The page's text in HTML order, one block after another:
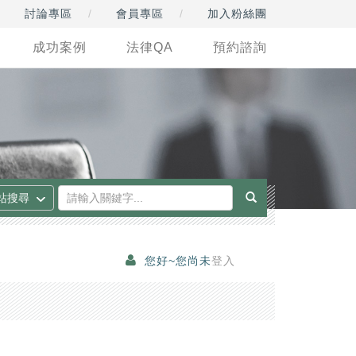
討論專區 會員專區 加入粉絲團
成功案例 法律QA 預約諮詢
您好~您尚未登入